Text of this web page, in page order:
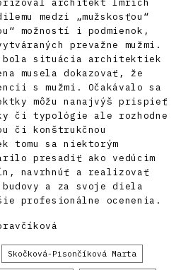
architekt Imrich
medzi „mužskosťou“
možností i podmienok,
prevažne mužmi.
situácia architektiek
musela dokazovať, že
s mužmi. Očakávalo sa
môžu nanajvýš prispieť
či typológie ale rozhodne
či konštrukčnou
tomu sa niektorým
presadiť ako vedúcim
navrhnúť a realizovať
budovy a za svoje diela
profesionálne ocenenia.
Skočková-Pisončíková Marta